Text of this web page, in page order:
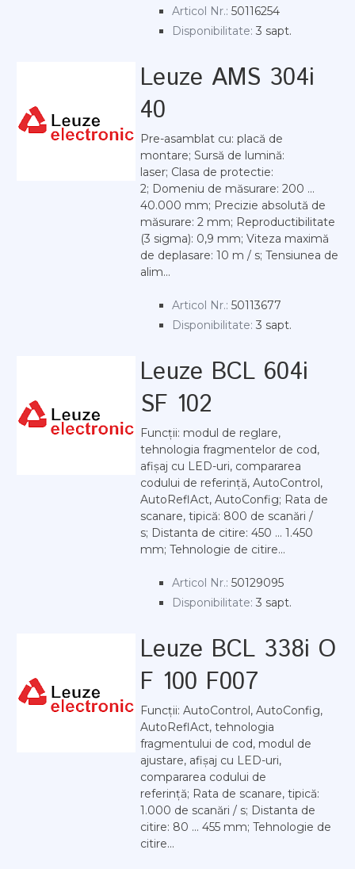
Articol Nr.: 50116254
Disponibilitate: 3 sapt.
Leuze AMS 304i
40
Pre-asamblat cu: placă de
montare; Sursă de lumină:
laser; Clasa de protectie:
2; Domeniu de măsurare: 200 ...
40.000 mm; Precizie absolută de
măsurare: 2 mm; Reproductibilitate
(3 sigma): 0,9 mm; Viteza maximă
de deplasare: 10 m / s; Tensiunea de
alim...
Articol Nr.: 50113677
Disponibilitate: 3 sapt.
Leuze BCL 604i
SF 102
Funcții: modul de reglare,
tehnologia fragmentelor de cod,
afișaj cu LED-uri, compararea
codului de referință, AutoControl,
AutoReflAct, AutoConfig; Rata de
scanare, tipică: 800 de scanări /
s; Distanta de citire: 450 ... 1.450
mm; Tehnologie de citire...
Articol Nr.: 50129095
Disponibilitate: 3 sapt.
Leuze BCL 338i O
F 100 F007
Funcții: AutoControl, AutoConfig,
AutoReflAct, tehnologia
fragmentului de cod, modul de
ajustare, afișaj cu LED-uri,
compararea codului de
referință; Rata de scanare, tipică:
1.000 de scanări / s; Distanta de
citire: 80 ... 455 mm; Tehnologie de
citire...